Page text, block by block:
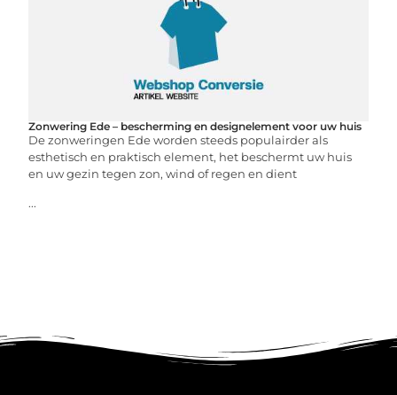
Zonwering Ede – bescherming en designelement voor uw huis
De zonweringen Ede worden steeds populairder als
esthetisch en praktisch element, het beschermt uw huis
en uw gezin tegen zon, wind of regen en dient
...